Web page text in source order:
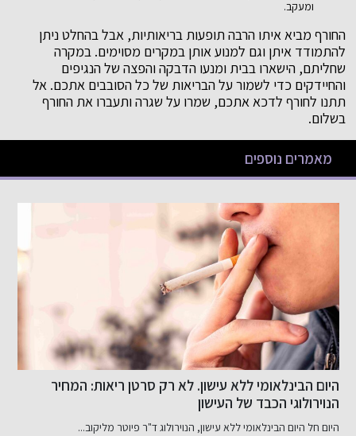
ומעקב.
החורף מביא איתו הרבה תופעות בריאותיות, אבל בהחלט ניתן
להתמודד איתן וגם למנוע אותן במקרים מסוימים. במקרה
שחליתם, הישארו בבית ומנעו הדבקה והפצה של הנגיפים
והחיידקים כדי לשמור על הבריאות של כל הסובבים אתכם. אל
תתנו לחורף לדכא אתכם, שמרו על שגרה ותעברו את החורף
בשלום.
מאמרים נוספים
היום הבינלאומי ללא עישון. לא רק סרטן ריאות: המחיר
הנוירולוגי הכבד של העישון
היום חל היום הבינלאומי ללא עישון, הנוירולוג ד"ר פיוטר מליקוב...